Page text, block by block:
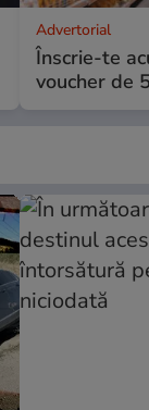
Advertorial
Înscrie-te
voucher de